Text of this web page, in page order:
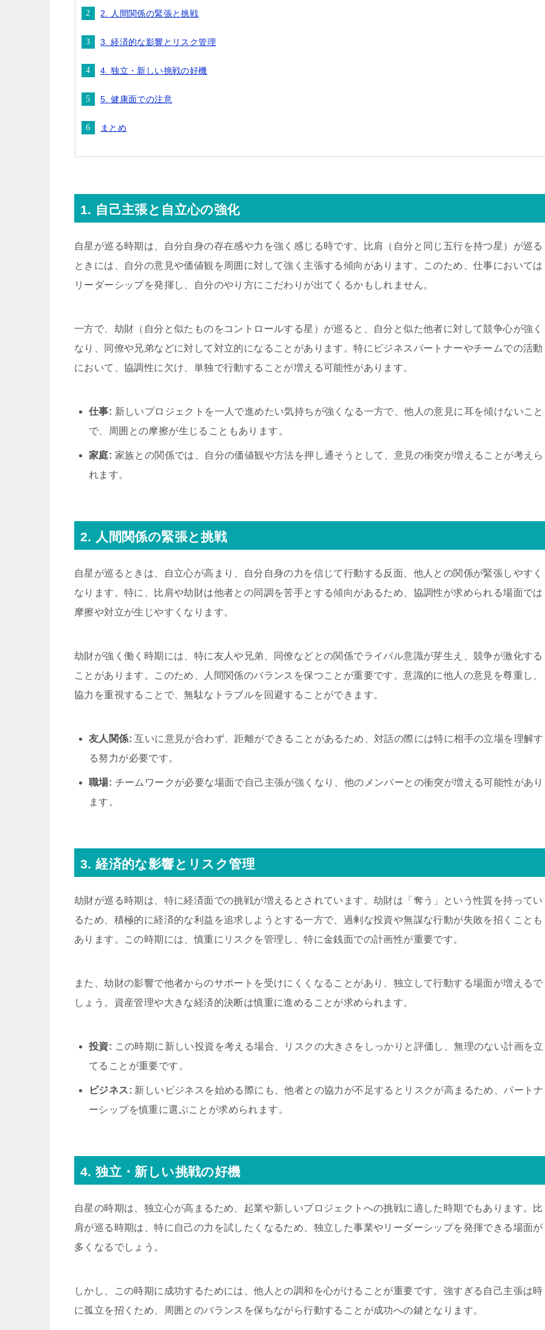
2. 人間関係の緊張と挑戦
3. 経済的な影響とリスク管理
4. 独立・新しい挑戦の好機
5. 健康面での注意
まとめ
1. 自己主張と自立心の強化
自星が巡る時期は、自分自身の存在感や力を強く感じる時です。比肩（自分と同じ五行を持つ星）が巡る
ときには、自分の意見や価値観を周囲に対して強く主張する傾向があります。このため、仕事においては
リーダーシップを発揮し、自分のやり方にこだわりが出てくるかもしれません。
一方で、劫財（自分と似たものをコントロールする星）が巡ると、自分と似た他者に対して競争心が強く
なり、同僚や兄弟などに対して対立的になることがあります。特にビジネスパートナーやチームでの活動
において、協調性に欠け、単独で行動することが増える可能性があります。
仕事: 新しいプロジェクトを一人で進めたい気持ちが強くなる一方で、他人の意見に耳を傾けないこと
で、周囲との摩擦が生じることもあります。
家庭: 家族との関係では、自分の価値観や方法を押し通そうとして、意見の衝突が増えることが考えら
れます。
2. 人間関係の緊張と挑戦
自星が巡るときは、自立心が高まり、自分自身の力を信じて行動する反面、他人との関係が緊張しやすく
なります。特に、比肩や劫財は他者との同調を苦手とする傾向があるため、協調性が求められる場面では
摩擦や対立が生じやすくなります。
劫財が強く働く時期には、特に友人や兄弟、同僚などとの関係でライバル意識が芽生え、競争が激化する
ことがあります。このため、人間関係のバランスを保つことが重要です。意識的に他人の意見を尊重し、
協力を重視することで、無駄なトラブルを回避することができます。
友人関係: 互いに意見が合わず、距離ができることがあるため、対話の際には特に相手の立場を理解す
る努力が必要です。
職場: チームワークが必要な場面で自己主張が強くなり、他のメンバーとの衝突が増える可能性があり
ます。
3. 経済的な影響とリスク管理
劫財が巡る時期は、特に経済面での挑戦が増えるとされています。劫財は「奪う」という性質を持ってい
るため、積極的に経済的な利益を追求しようとする一方で、過剰な投資や無謀な行動が失敗を招くことも
あります。この時期には、慎重にリスクを管理し、特に金銭面での計画性が重要です。
また、劫財の影響で他者からのサポートを受けにくくなることがあり、独立して行動する場面が増えるで
しょう。資産管理や大きな経済的決断は慎重に進めることが求められます。
投資: この時期に新しい投資を考える場合、リスクの大きさをしっかりと評価し、無理のない計画を立
てることが重要です。
ビジネス: 新しいビジネスを始める際にも、他者との協力が不足するとリスクが高まるため、パートナ
ーシップを慎重に選ぶことが求められます。
4. 独立・新しい挑戦の好機
自星の時期は、独立心が高まるため、起業や新しいプロジェクトへの挑戦に適した時期でもあります。比
肩が巡る時期は、特に自己の力を試したくなるため、独立した事業やリーダーシップを発揮できる場面が
多くなるでしょう。
しかし、この時期に成功するためには、他人との調和を心がけることが重要です。強すぎる自己主張は時
に孤立を招くため、周囲とのバランスを保ちながら行動することが成功への鍵となります。